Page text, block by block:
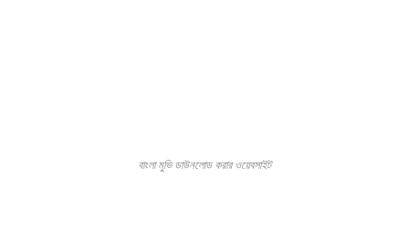
বাংলা মুভি ডাউনলোড করার ওয়েবসাইট